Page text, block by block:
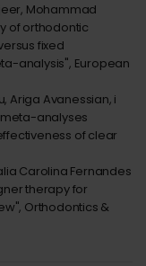
Mohammad
of orthodontic
fixed
analysis", European
Ariga Avanessian, i
analyses
of clear
Carolina Fernandes
therapy for
Orthodontics &